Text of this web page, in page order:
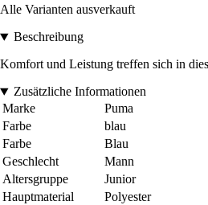
Alle Varianten ausverkauft
Beschreibung
Komfort und Leistung treffen sich in
Zusätzliche Informationen
Marke
Puma
Farbe
blau
Farbe
Blau
Geschlecht
Mann
Altersgruppe
Junior
Hauptmaterial
Polyester